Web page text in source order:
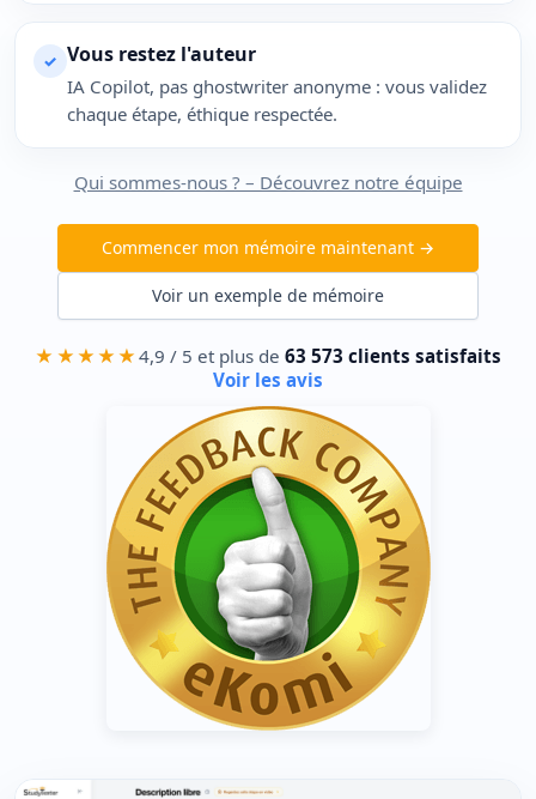
✓ Vous restez l'auteur
IA Copilot, pas ghostwriter anonyme : vous validez
chaque étape, éthique respectée.
Qui sommes-nous ? – Découvrez notre équipe
Commencer mon mémoire maintenant →
Voir un exemple de mémoire
★★★★★ 4,9 / 5 et plus de 63 573 clients satisfaits
Voir les avis